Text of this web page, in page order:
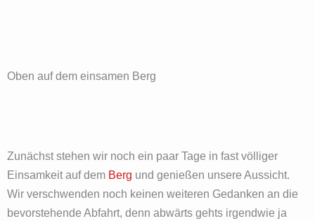
Oben auf dem einsamen Berg
Zunächst stehen wir noch ein paar Tage in fast völliger
Einsamkeit auf dem Berg und genießen unsere Aussicht.
Wir verschwenden noch keinen weiteren Gedanken an die
bevorstehende Abfahrt, denn abwärts gehts irgendwie ja